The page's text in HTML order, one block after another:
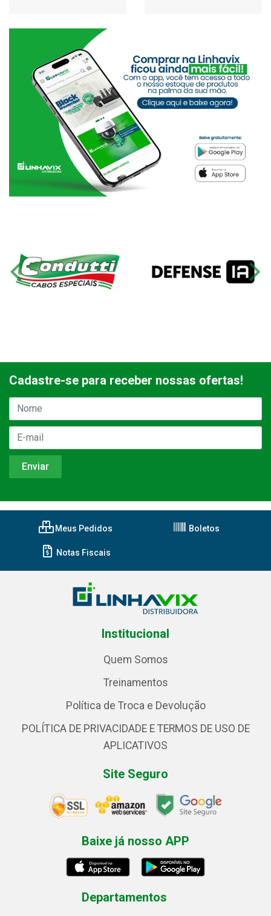
Cadastre-se para receber nossas ofertas!
Meus Pedidos Boletos
Notas Fiscais
Institucional
Quem Somos
Treinamentos
Política de Troca e Devolução
POLÍTICA DE PRIVACIDADE E TERMOS DE USO DE
APLICATIVOS
Site Seguro
Baixe já nosso APP
Departamentos